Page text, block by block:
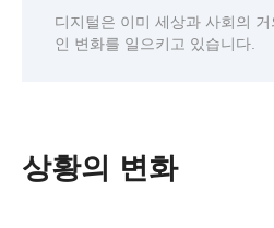
디지털은 이미 세상과 사회의
인 변화를 일으키고 있습니다.
상황의 변화